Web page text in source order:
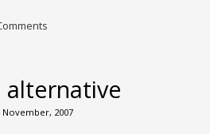
alternative
November, 2007